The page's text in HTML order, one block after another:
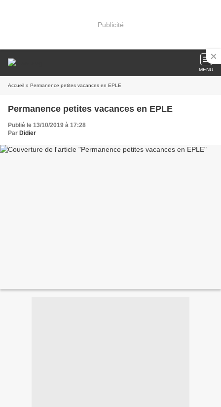
Publicité
MENU
Accueil » Permanence petites vacances en EPLE
Permanence petites vacances en EPLE
Publié le 13/10/2019 à 17:28
Par Didier